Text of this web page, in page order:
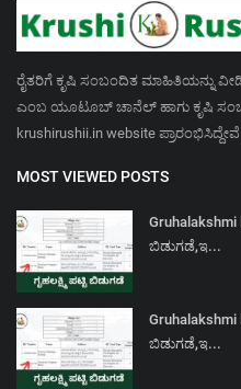
ರೈತರಿಗೆ ಕೃಷಿ ಸಂಬಂದಿತ ಮಾಹಿತಿಯನ್ನು
ಎಂಬ ಯೂಟೂಬ್ ಚಾನೆಲ್ ಹಾಗು ಕೃಷಿ
krushirushii.in website
MOST VIEWED POSTS
Gruhalakshmi
ಬಿಡುಗಡೆ,ಇ...
Gruhalakshmi
ಬಿಡುಗಡೆ,ಇ...